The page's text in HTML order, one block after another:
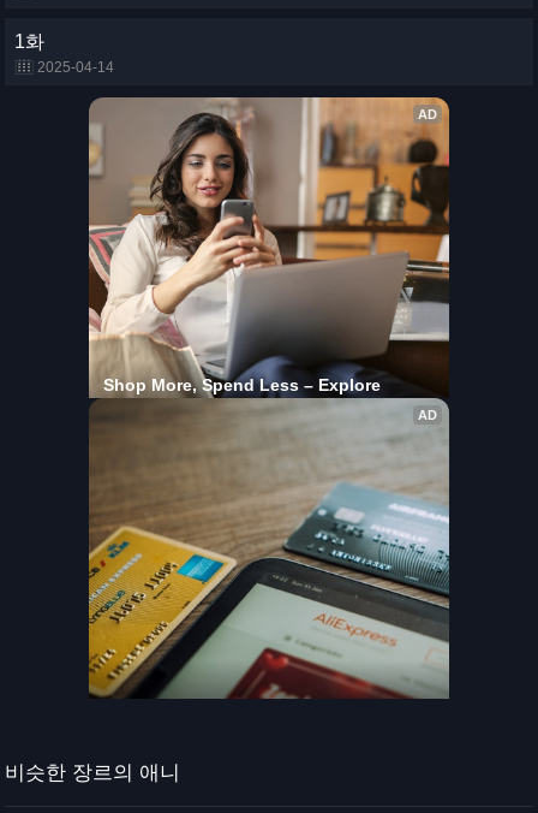
1화
2025-04-14
비슷한 장르의 애니